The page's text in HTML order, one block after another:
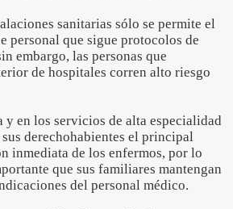
sanitarias sólo se permite el
personal que sigue protocolos de
embargo, las personas que
de hospitales corren alto riesgo
y en los servicios de alta especialidad
derechohabientes el principal
inmediata de los enfermos, por lo
que sus familiares mantengan
del personal médico.